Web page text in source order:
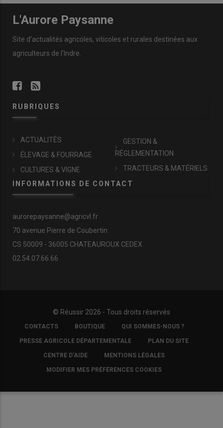
L'Aurore Paysanne
Site d'actualités agricoles, viticoles et rurales destinées aux
agriculteurs de l'Indre.
RUBRIQUES
ACTUALITÉS
ÉLEVAGE & FOURRAGE
CULTURES & VIGNE
GESTION &
RÉGLEMENTATION
TRACTEURS & MATÉRIELS
INFORMATIONS DE CONTACT
aurorepaysanne@agricvl.fr
70 avenue Pierre de Coubertin
CS 50009 - 36005 CHATEAUROUX CEDEX
02.54.07.66.66
© Réussir 2026 - Tous droits réservés
FOOTER
COPYRIGHT
CONTACTS BOUTIQUE QUI SOMMES-NOUS ?
PRESSE AGRICOLE DÉPARTEMENTALE PLAN DU SITE
CENTRE D'AIDE MENTIONS LÉGALES
MODIFIER MES PRÉFÉRENCES COOKIES